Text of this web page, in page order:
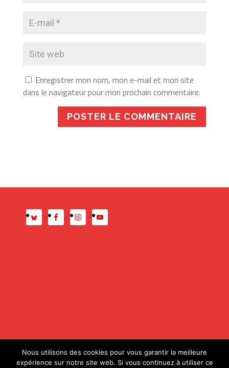
Enregistrer mon nom, mon e-mail et mon site
dans le navigateur pour mon prochain commentaire.
Presse Mentions légales
Nous utilisons des cookies pour vous garantir la meilleure
expérience sur notre site web. Si vous continuez à utiliser ce